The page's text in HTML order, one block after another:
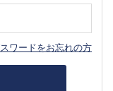
ワードをお忘れの方